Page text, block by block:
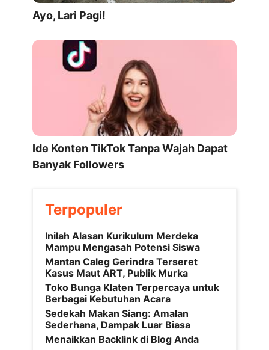
Ayo, Lari Pagi!
Ide Konten TikTok Tanpa Wajah Dapat
Banyak Followers
Terpopuler
Inilah Alasan Kurikulum Merdeka
Mampu Mengasah Potensi Siswa
Mantan Caleg Gerindra Terseret
Kasus Maut ART, Publik Murka
Toko Bunga Klaten Terpercaya untuk
Berbagai Kebutuhan Acara
Sedekah Makan Siang: Amalan
Sederhana, Dampak Luar Biasa
Menaikkan Backlink di Blog Anda